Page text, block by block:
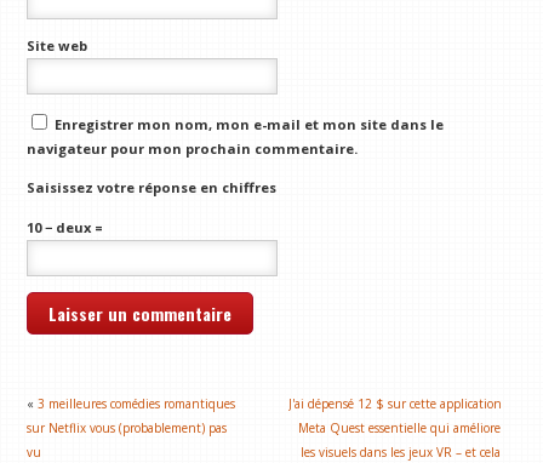
Site web
Enregistrer mon nom, mon e-mail et mon site dans le
navigateur pour mon prochain commentaire.
Saisissez votre réponse en chiffres
10 − deux =
«3 meilleures comédies romantiques
sur Netflix vous (probablement) pas
vu
J'ai dépensé 12 $ sur cette application
Meta Quest essentielle qui améliore
les visuels dans les jeux VR – et cela